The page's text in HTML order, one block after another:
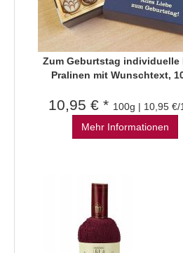
Zum Geburtstag individuelle
Pralinen mit Wunschtext,
10,95 € * 100g | 10,95 €/
Mehr Informationen